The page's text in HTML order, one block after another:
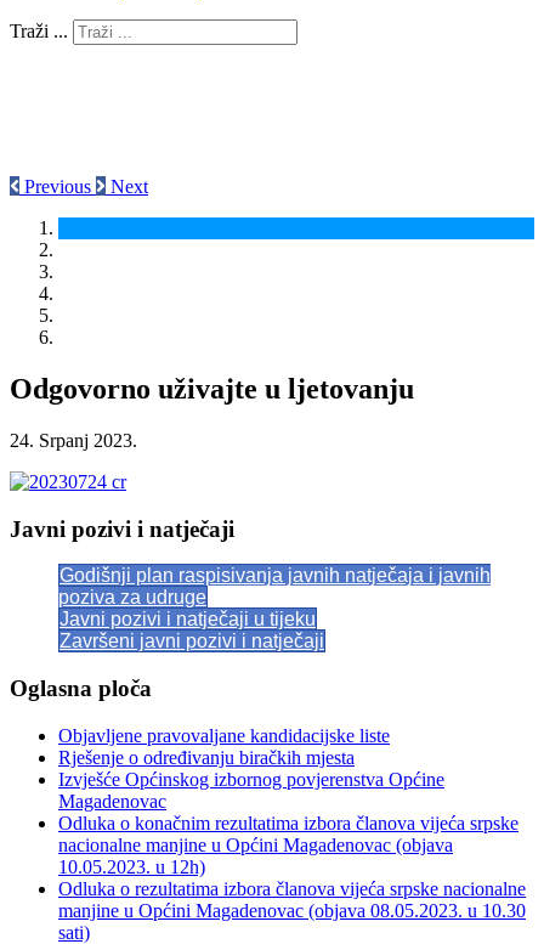
Traži ...
Previous Next
Odgovorno uživajte u ljetovanju
24. Srpanj 2023.
Javni pozivi i natječaji
Godišnji plan raspisivanja javnih natječaja i javnih
poziva za udruge
Javni pozivi i natječaji u tijeku
Završeni javni pozivi i natječaji
Oglasna ploča
Objavljene pravovaljane kandidacijske liste
Rješenje o određivanju biračkih mjesta
Izvješće Općinskog izbornog povjerenstva Općine
Magadenovac
Odluka o konačnim rezultatima izbora članova vijeća srpske
nacionalne manjine u Općini Magadenovac (objava
10.05.2023. u 12h)
Odluka o rezultatima izbora članova vijeća srpske nacionalne
manjine u Općini Magadenovac (objava 08.05.2023. u 10.30
sati)